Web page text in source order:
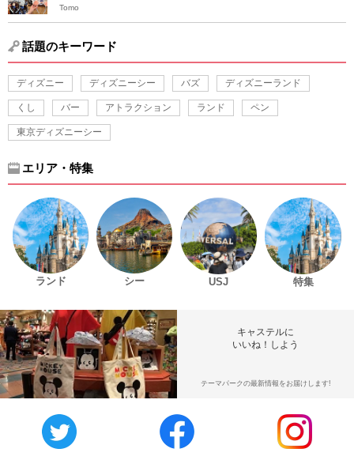
Tomo
話題のキーワード
ディズニー ディズニーシー バズ ディズニーランド
くし バー アトラクション ランド ペン
東京ディズニーシー
エリア・特集
ランド シー USJ 特集
キャステルに
いいね！しよう
テーマパークの最新情報をお届けします!